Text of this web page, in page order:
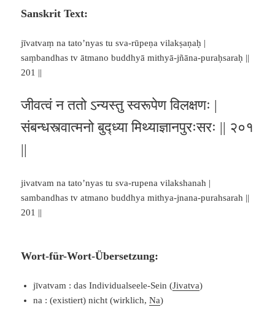
Sanskrit Text:
jīvatvaṃ na tato’nyas tu sva-rūpeṇa vilakṣaṇaḥ |
saṃbandhas tv ātmano buddhyā mithyā-jñāna-puraḥsaraḥ ||
201 ||
जीवत्वं न ततो ऽन्यस्तु स्वरूपेण विलक्षणः |
संबन्धस्त्वात्मनो बुद्ध्या मिथ्याज्ञानपुरःसरः || २०१
jivatvam na tato’nyas tu sva-rupena vilakshanah |
sambandhas tv atmano buddhya mithya-jnana-purahsarah ||
201 ||
Wort-für-Wort-Übersetzung:
jīvatvam : das Individualseele-Sein (Jivatva)
na : (existiert) nicht (wirklich,Na)